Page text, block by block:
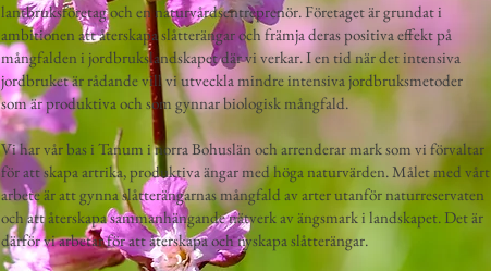
lantbruksföretag och en naturvårdsentreprenör. Företaget är grundat i
ambitionen att återskapa slåtterängar och främja deras positiva effekt på
mångfalden i jordbrukslandskapet där vi verkar. I en tid när det intensiva
jordbruket är rådande vill vi utveckla mindre intensiva jordbruksmetoder
som är produktiva och som gynnar biologisk mångfald.
Vi har vår bas i Tanum i norra Bohuslän och arrenderar mark som vi förvaltar
för att skapa artrika, produktiva ängar med höga naturvärden. Målet med vårt
arbete är att gynna slåtterängarnas mångfald av arter utanför naturreservaten
och att återskapa sammanhängande nätverk av ängsmark i landskapet. Det är
därför vi arbetar för att återskapa och nyskapa slåtterängar.